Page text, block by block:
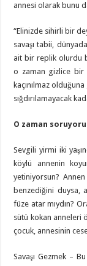
annesi olarak bunu
“Elinizde sihirli bir
savaşı tabii,
ait bir replik olurdu
o zaman gizlice bir
kaçınılmaz
sığdırılamayacak
O zaman
Sevgili yirmi iki
köylü annenin
yetiniyorsun?
benzediğini duysa,
füze atar mıydın?
sütü kokan anneleri
çocuk, annesinin
Savaşı Gezmek –